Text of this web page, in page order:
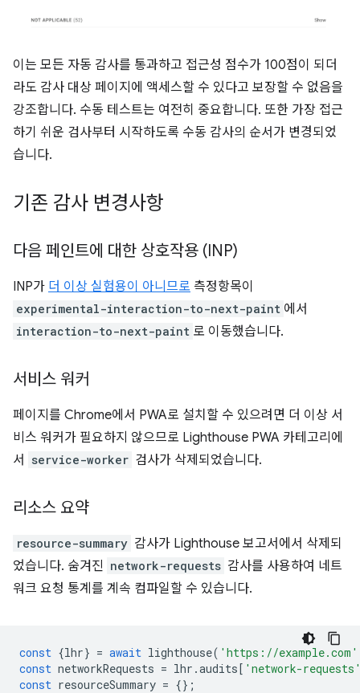
이는 모든 자동 감사를 통과하고 접근성 점수가 100점이 되더
라도 감사 대상 페이지에 액세스할 수 있다고 보장할 수 없음을
강조합니다. 수동 테스트는 여전히 중요합니다. 또한 가장 접근
하기 쉬운 검사부터 시작하도록 수동 감사의 순서가 변경되었
습니다.
기존 감사 변경사항
다음 페인트에 대한 상호작용 (INP)
INP가 더 이상 실험용이 아니므로 측정항목이
experimental-interaction-to-next-paint 에서
interaction-to-next-paint 로 이동했습니다.
서비스 워커
페이지를 Chrome에서 PWA로 설치할 수 있으려면 더 이상 서
비스 워커가 필요하지 않으므로 Lighthouse PWA 카테고리에
서
service-worker 검사가 삭제되었습니다.
리소스 요약
resource-summary 감사가 Lighthouse 보고서에서 삭제되
었습니다. 숨겨진 network-requests 감사를 사용하여 네트
워크 요청 통계를 계속 컴파일할 수 있습니다.
const {lhr} = await lighthouse( 'https://example.com'
const networkRequests = lhr .audits[ 'network-
const resourceSummary = {};